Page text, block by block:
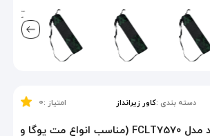
دسته بندی :کاور زیرانداز امتیاز :0
کاور زیر انداز فوروارد مدل FCLT7570 (مناسب انواع مت یوگا و